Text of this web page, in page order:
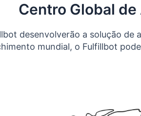
Centro Global
desenvolverão a solução
mundial, o Fulfillbot